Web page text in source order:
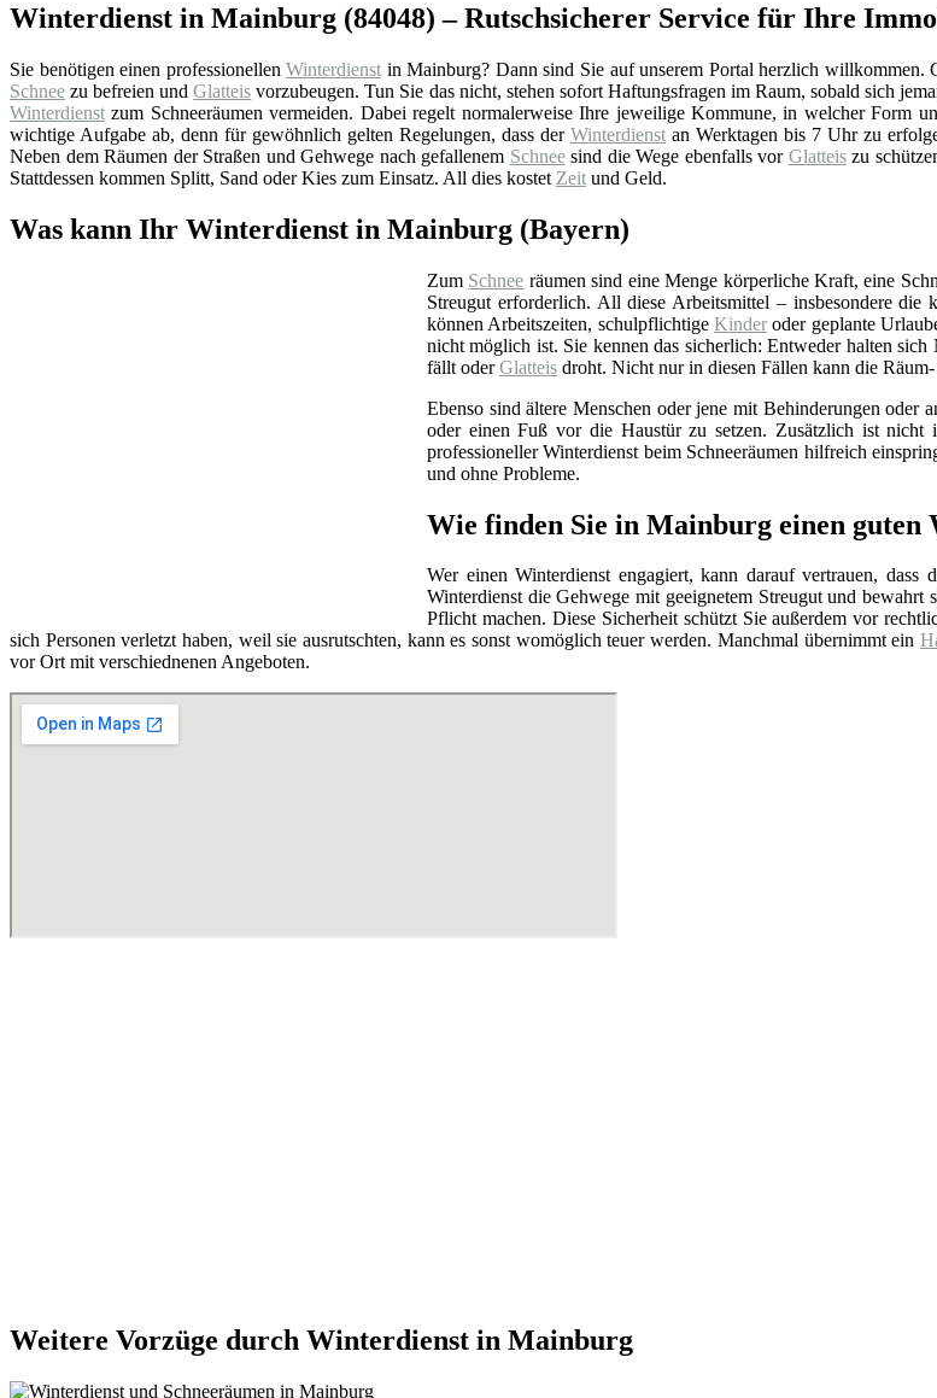
Winterdienst in Mainburg (84048) – Rutschsicherer Service für Ihre
Sie benötigen einen professionellenWinterdienst in Mainburg? Dann sind Sie auf unserem Portal herzlich
Schnee zu befreien undGlatteis vorzubeugen. Tun Sie das nicht, stehen sofort Haftungsfragen im Raum, sobald sich
Winterdienst zum Schneeräumen vermeiden. Dabei regelt normalerweise Ihre jeweilige Kommune, in welcher Form
wichtige Aufgabe ab, denn für gewöhnlich gelten Regelungen, dass der Winterdienst an Werktagen bis 7 Uhr zu
Neben dem Räumen der Straßen und Gehwege nach gefallenem Schneesind die Wege ebenfalls vor Glatteiszu
Stattdessen kommen Splitt, Sand oder Kies zum Einsatz. All dies kostet Zeit und Geld.
Was kann Ihr Winterdienst in Mainburg (Bayern)
Zum Schnee räumen sind eine Menge körperliche Kraft, eine
Streugut erforderlich. All diese Arbeitsmittel – insbesondere
können Arbeitszeiten, schulpflichtige Kinderoder geplante
nicht möglich ist. Sie kennen das sicherlich: Entweder halten
fällt oderGlatteis droht. Nicht nur in diesen Fällen kann die
Ebenso sind ältere Menschen oder jene mit Behinderungen oder
oder einen Fuß vor die Haustür zu setzen. Zusätzlich ist nicht
professioneller Winterdienst beim Schneeräumen hilfreich
und ohne Probleme.
Wie finden Sie in Mainburg einen guten
Wer einen Winterdienst engagiert, kann darauf vertrauen,
Winterdienst die Gehwege mit geeignetem Streugut und bewahrt
Pflicht machen. Diese Sicherheit schützt Sie außerdem vor
sich Personen verletzt haben, weil sie ausrutschten, kann es sonst womöglich teuer werden. Manchmal übernimmt ein
vor Ort mit verschiednenen Angeboten.
Weitere Vorzüge durch Winterdienst in Mainburg